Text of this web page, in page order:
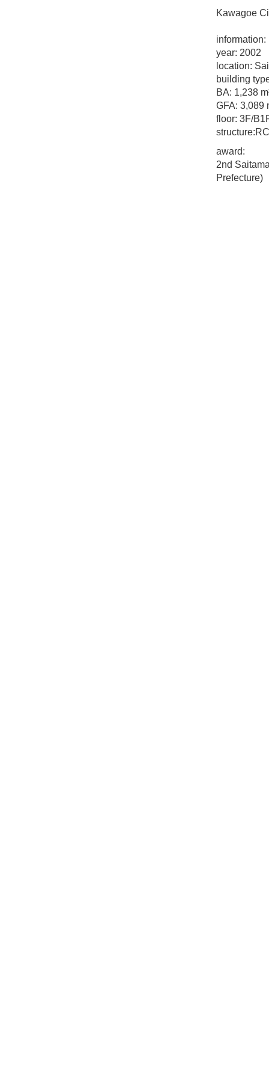
Kawagoe
information:
year: 2002
location:
building
BA: 1,238
GFA: 3,089
floor: 3F/
award:
2nd
Prefecture)